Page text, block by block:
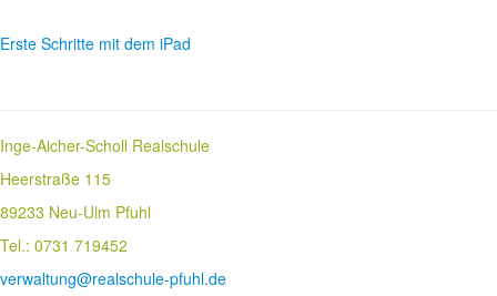
Erste Schritte mit dem iPad
Inge-Aicher-Scholl Realschule
Heerstraße 115
89233 Neu-Ulm Pfuhl
Tel.: 0731 719452
verwaltung@realschule-pfuhl.de